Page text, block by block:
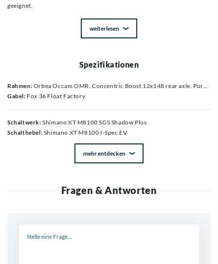
geeignet.
weiterlesen
Spezifikationen
Rahmen: Orbea Occam OMR. Concentric Boost 12x148 rear axle. Pure Trail geometry. Internal cable routing. Asymmetric design. 29" wheels
Gabel: Fox 36 Float Factory
Schaltwerk: Shimano XT M8100 SGS Shadow Plus
Schalthebel: Shimano XT M8100 I-Spec EV
mehr entdecken
Fragen & Antworten